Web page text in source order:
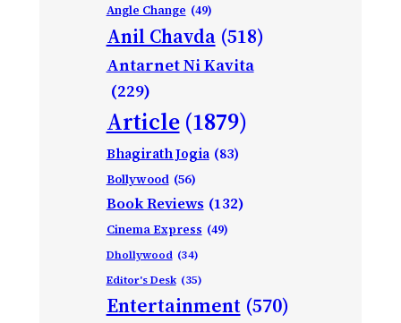
Angle Change (49)
Anil Chavda (518)
Antarnet Ni Kavita
(229)
Article (1879)
Bhagirath Jogia (83)
Bollywood (56)
Book Reviews (132)
Cinema Express (49)
Dhollywood (34)
Editor's Desk (35)
Entertainment (570)